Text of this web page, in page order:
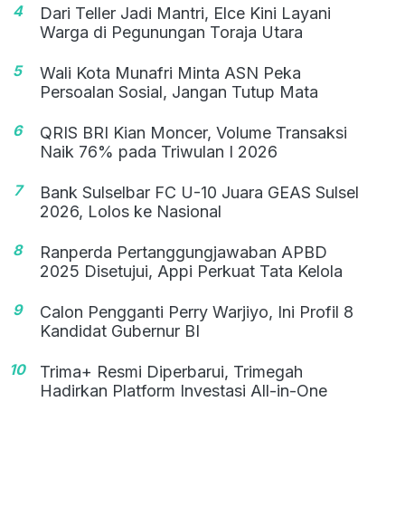
4
Dari Teller Jadi Mantri, Elce Kini Layani
Warga di Pegunungan Toraja Utara
5
Wali Kota Munafri Minta ASN Peka
Persoalan Sosial, Jangan Tutup Mata
6
QRIS BRI Kian Moncer, Volume Transaksi
Naik 76% pada Triwulan I 2026
7
Bank Sulselbar FC U-10 Juara GEAS Sulsel
2026, Lolos ke Nasional
8
Ranperda Pertanggungjawaban APBD
2025 Disetujui, Appi Perkuat Tata Kelola
9
Calon Pengganti Perry Warjiyo, Ini Profil 8
Kandidat Gubernur BI
10
Trima+ Resmi Diperbarui, Trimegah
Hadirkan Platform Investasi All-in-One